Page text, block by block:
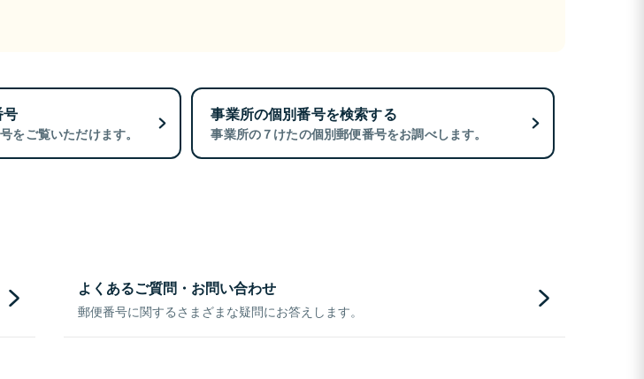
をご覧いただけます。
事業所の個別番号を検索する
事業所の７けたの個別郵便番号をお調べします。
よくあるご質問・お問い合わせ
郵便番号に関するさまざまな疑問にお答えします。